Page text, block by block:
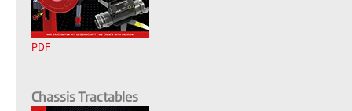
PDF
Chassis Tractables